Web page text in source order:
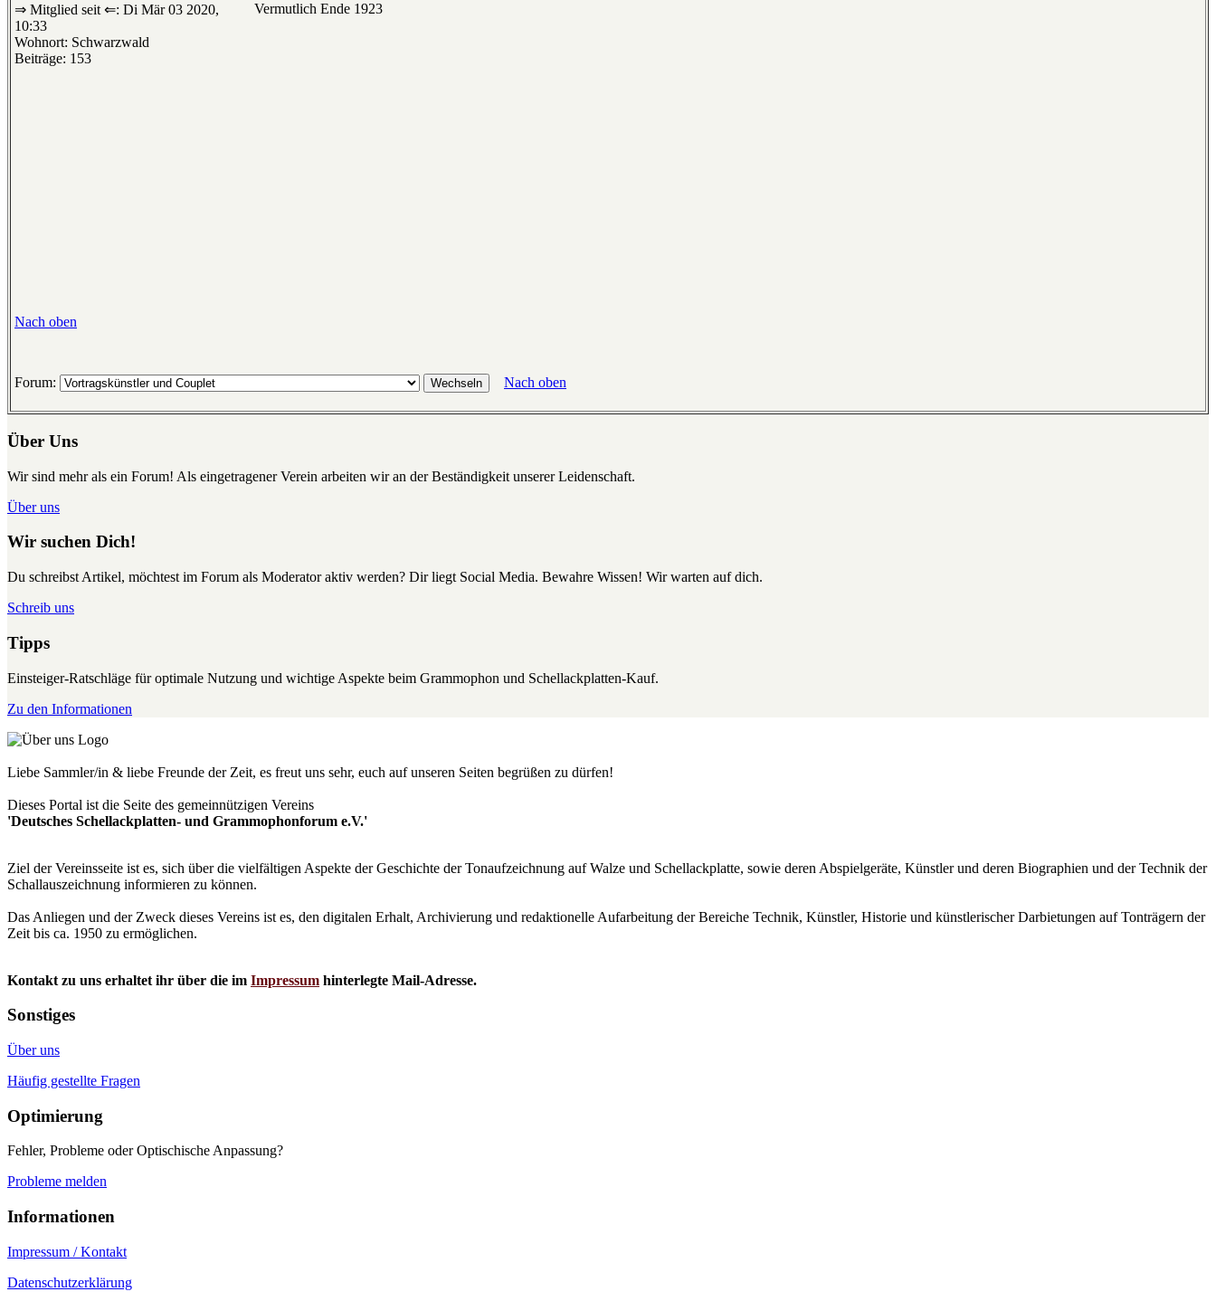
⇒ Mitglied seit ⇐: Di Mär 03 2020,
10:33
Wohnort: Schwarzwald
Beiträge: 153
Vermutlich Ende 1923
Nach oben
Forum: Nach oben
Über Uns
Wir sind mehr als ein Forum! Als eingetragener Verein arbeiten wir an der Beständigkeit unserer Leidenschaft.
Über uns
Wir suchen Dich!
Du schreibst Artikel, möchtest im Forum als Moderator aktiv werden? Dir liegt Social Media. Bewahre Wissen! Wir warten auf dich.
Schreib uns
Tipps
Einsteiger-Ratschläge für optimale Nutzung und wichtige Aspekte beim Grammophon und Schellackplatten-Kauf.
Zu den Informationen
Liebe Sammler/in & liebe Freunde der Zeit, es freut uns sehr, euch auf unseren Seiten begrüßen zu dürfen!
Dieses Portal ist die Seite des gemeinnützigen Vereins
'Deutsches Schellackplatten- und Grammophonforum e.V.'
Ziel der Vereinsseite ist es, sich über die vielfältigen Aspekte der Geschichte der Tonaufzeichnung auf Walze und Schellackplatte, sowie deren Abspielgeräte, Künstler und deren Biographien und der Technik der
Schallauszeichnung informieren zu können.
Das Anliegen und der Zweck dieses Vereins ist es, den digitalen Erhalt, Archivierung und redaktionelle Aufarbeitung der Bereiche Technik, Künstler, Historie und künstlerischer Darbietungen auf Tonträgern der
Zeit bis ca. 1950 zu ermöglichen.
Kontakt zu uns erhaltet ihr über die im Impressum hinterlegte Mail-Adresse.
Sonstiges
Über uns
Häufig gestellte Fragen
Optimierung
Fehler, Probleme oder Optischische Anpassung?
Probleme melden
Informationen
Impressum / Kontakt
Datenschutzerklärung